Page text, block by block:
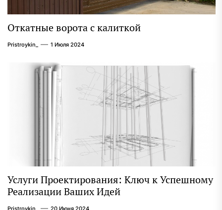
Откатные ворота с калиткой
Pristroykin_ 1 Июля 2024
Услуги Проектирования: Ключ к Успешному
Реализации Ваших Идей